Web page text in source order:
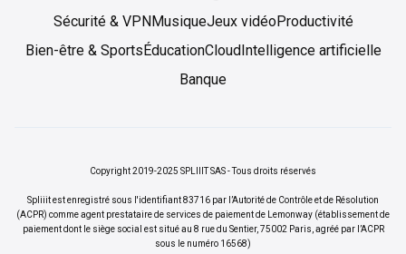
Sécurité & VPNMusiqueJeux vidéoProductivité
Bien-être & SportsÉducationCloudIntelligence artificielle
Banque
Copyright 2019-2025 SPLIIIT SAS - Tous droits réservés
Spliiit est enregistré sous l'identifiant 83716 par l’Autorité de Contrôle et de Résolution
(ACPR) comme agent prestataire de services de paiement de Lemonway (établissement de
paiement dont le siège social est situé au 8 rue du Sentier, 75002 Paris, agréé par l’ACPR
sous le numéro 16568)